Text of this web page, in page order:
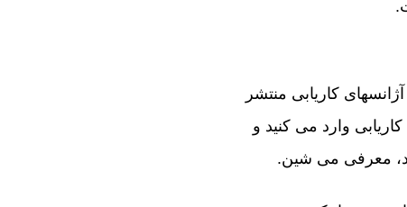
کاریابی منتشر
وارد می کنید و
معرفی می شین.